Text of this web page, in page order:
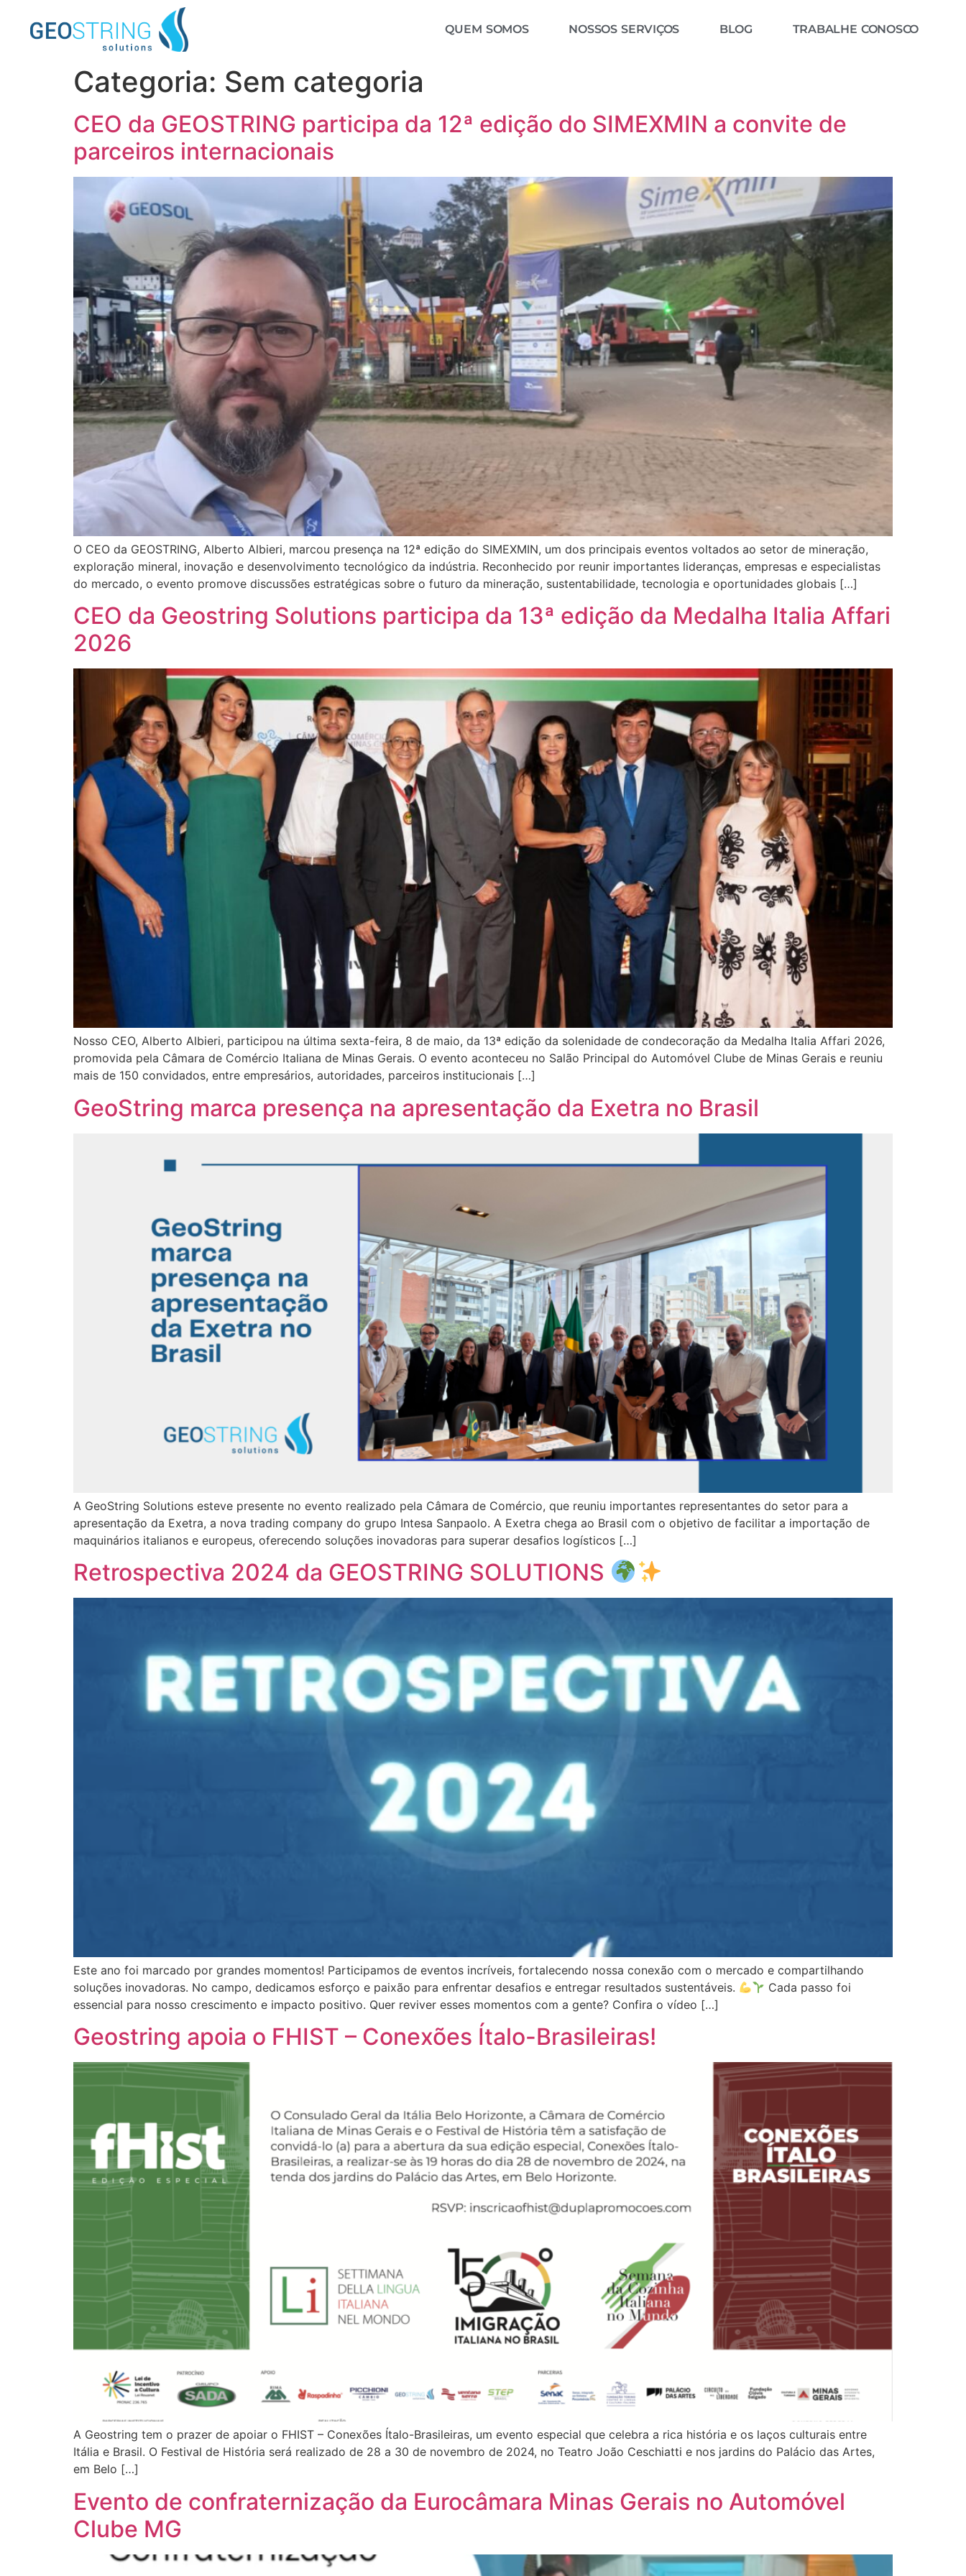
QUEM SOMOS NOSSOS SERVIÇOS BLOG TRABALHE CONOSCO
Categoria: Sem categoria
CEO da GEOSTRING participa da 12ª edição do SIMEXMIN a convite de
parceiros internacionais
O CEO da GEOSTRING, Alberto Albieri, marcou presença na 12ª edição do SIMEXMIN, um dos principais eventos voltados ao setor de mineração,
exploração mineral, inovação e desenvolvimento tecnológico da indústria. Reconhecido por reunir importantes lideranças, empresas e especialistas
do mercado, o evento promove discussões estratégicas sobre o futuro da mineração, sustentabilidade, tecnologia e oportunidades globais […]
CEO da Geostring Solutions participa da 13ª edição da Medalha Italia Affari
2026
Nosso CEO, Alberto Albieri, participou na última sexta-feira, 8 de maio, da 13ª edição da solenidade de condecoração da Medalha Italia Affari 2026,
promovida pela Câmara de Comércio Italiana de Minas Gerais. O evento aconteceu no Salão Principal do Automóvel Clube de Minas Gerais e reuniu
mais de 150 convidados, entre empresários, autoridades, parceiros institucionais […]
GeoString marca presença na apresentação da Exetra no Brasil
A GeoString Solutions esteve presente no evento realizado pela Câmara de Comércio, que reuniu importantes representantes do setor para a
apresentação da Exetra, a nova trading company do grupo Intesa Sanpaolo. A Exetra chega ao Brasil com o objetivo de facilitar a importação de
maquinários italianos e europeus, oferecendo soluções inovadoras para superar desafios logísticos […]
Retrospectiva 2024 da GEOSTRING SOLUTIONS
Este ano foi marcado por grandes momentos! Participamos de eventos incríveis, fortalecendo nossa conexão com o mercado e compartilhando
soluções inovadoras. No campo, dedicamos esforço e paixão para enfrentar desafios e entregar resultados sustentáveis.
Cada passo foi
essencial para nosso crescimento e impacto positivo. Quer reviver esses momentos com a gente? Confira o vídeo […]
Geostring apoia o FHIST – Conexões Ítalo-Brasileiras!
A Geostring tem o prazer de apoiar o FHIST – Conexões Ítalo-Brasileiras, um evento especial que celebra a rica história e os laços culturais entre
Itália e Brasil. O Festival de História será realizado de 28 a 30 de novembro de 2024, no Teatro João Ceschiatti e nos jardins do Palácio das Artes,
em Belo […]
Evento de confraternização da Eurocâmara Minas Gerais no Automóvel
Clube MG